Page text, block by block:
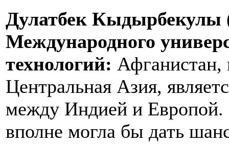
Дулатбек Кыдырбекулы
Международного
технологий: Афганистан,
Центральная Азия,
между Индией и Европой.
вполне могла бы дать